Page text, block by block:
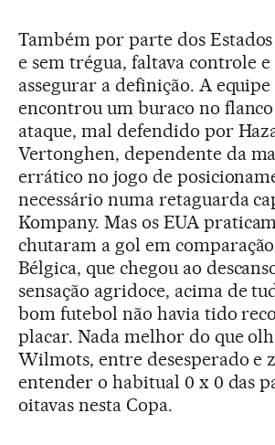
Também por parte dos
e sem trégua, faltava controle e
assegurar a definição. A
encontrou um buraco no
ataque, mal defendido por
Vertonghen, dependente da
errático no jogo de
necessário numa retaguarda
Kompany. Mas os EUA
chutaram a gol em
Bélgica, que chegou ao
sensação agridoce, acima de
bom futebol não havia tido
placar. Nada melhor do que
Wilmots, entre desesperado e
entender o habitual 0 x 0 das
oitavas nesta Copa.